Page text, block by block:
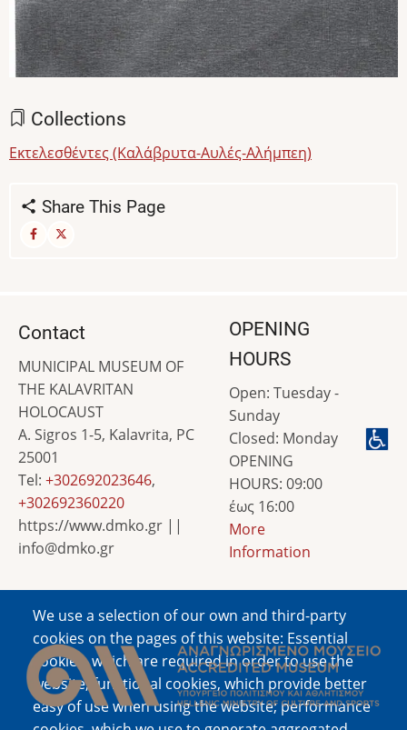
Collections
Εκτελεσθέντες (Καλάβρυτα-Αυλές-Αλήμπεη)
Share This Page
We use a selection of our own and third-party
cookies on the pages of this website: Essential
cookies, which are required in order to use the
website; functional cookies, which provide better
easy of use when using the website; performance
Contact
MUNICIPAL MUSEUM OF
THE KALAVRITAN
HOLOCAUST
A. Sigros 1-5, Kalavrita, PC
25001
Tel: +302692023646,
+302692360220
https://www.dmko.gr ||
info@dmko.gr
OPENING
HOURS
Open: Tuesday -
Sunday
Closed: Monday
OPENING
HOURS: 09:00
έως 16:00
More
Information
Image